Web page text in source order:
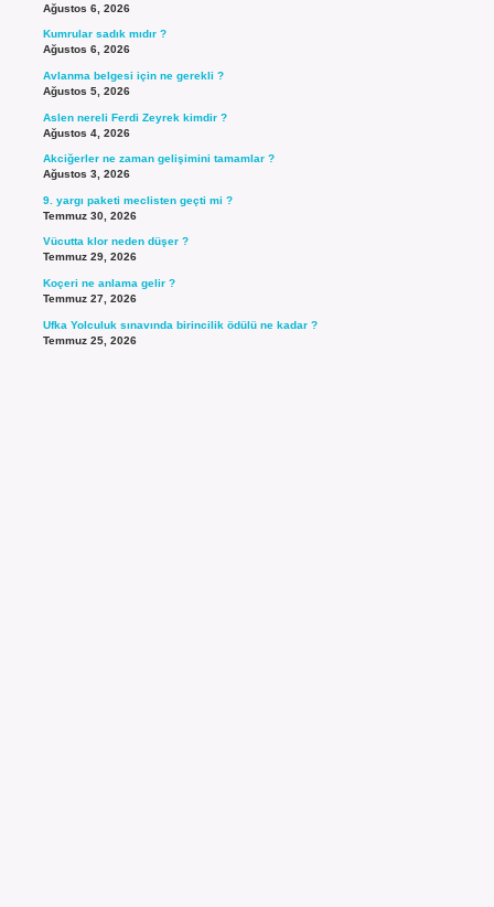
Ağustos 6, 2026
Kumrular sadık mıdır ?
Ağustos 6, 2026
Avlanma belgesi için ne gerekli ?
Ağustos 5, 2026
Aslen nereli Ferdi Zeyrek kimdir ?
Ağustos 4, 2026
Akciğerler ne zaman gelişimini tamamlar ?
Ağustos 3, 2026
9. yargı paketi meclisten geçti mi ?
Temmuz 30, 2026
Vücutta klor neden düşer ?
Temmuz 29, 2026
Koçeri ne anlama gelir ?
Temmuz 27, 2026
Ufka Yolculuk sınavında birincilik ödülü ne kadar ?
Temmuz 25, 2026